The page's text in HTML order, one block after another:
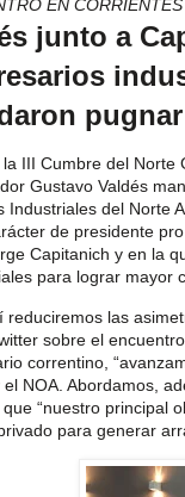
EN CORRIENTES
junto a
la III Cumbre del Norte
Gustavo Valdés
Industriales del Norte
de presidente
Capitanich y en la
para lograr mayor
reduciremos las
sobre el
correntino,
el NOA. Abordamos,
“nuestro principal
para generar